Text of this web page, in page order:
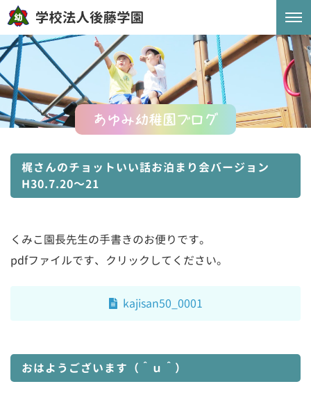
あゆみ幼稚園ブログ
梶さんのチョットいい話お泊まり会バージョン
H30.7.20～21
くみこ園長先生の手書きのお便りです。
pdfファイルです、クリックしてください。
kajisan50_0001
おはようございます（＾ｕ＾）